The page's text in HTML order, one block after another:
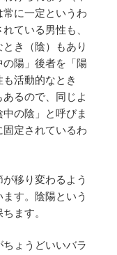
に一定というわ
ている男性も、
き（陰）もあり
の陽」後者を「陽
活動的なとき
あるので、同じよ
の陰」と呼びま
定されているわ
移り変わるよう
す。陰陽という
ます。
ょうどいいバラ